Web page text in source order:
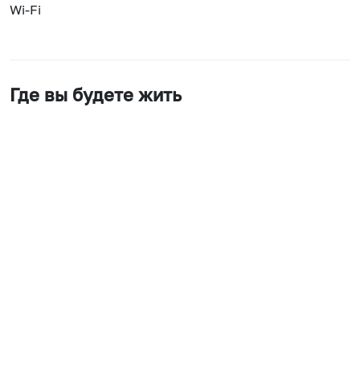
Wi-Fi
Где вы будете жить